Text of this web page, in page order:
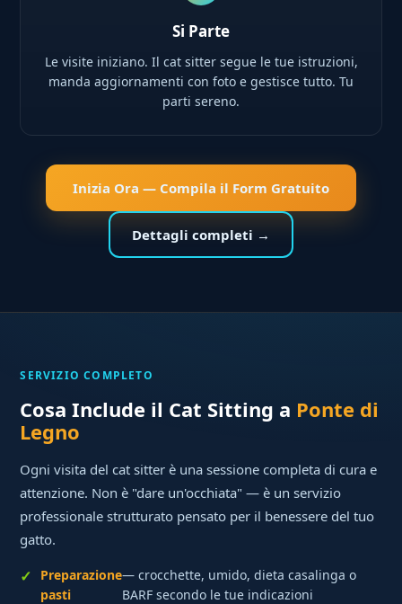
Si Parte
Le visite iniziano. Il cat sitter segue le tue istruzioni,
manda aggiornamenti con foto e gestisce tutto. Tu
parti sereno.
Inizia Ora — Compila il Form Gratuito
Dettagli completi →
SERVIZIO COMPLETO
Cosa Include il Cat Sitting a Ponte di
Legno
Ogni visita del cat sitter è una sessione completa di cura e
attenzione. Non è "dare un'occhiata" — è un servizio
professionale strutturato pensato per il benessere del tuo
gatto.
Preparazione
pasti
— crocchette, umido, dieta casalinga o
BARF secondo le tue indicazioni